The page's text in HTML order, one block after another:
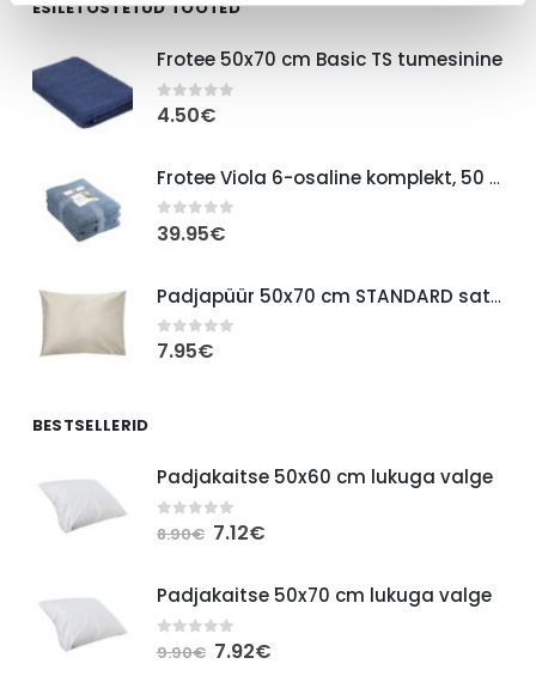
ESILETÕSTETUD TOOTED
Frotee 50x70 cm Basic TS tumesinine
0out of 5
4.50€
Frotee Viola 6-osaline komplekt, 50 denim sinine kalasaba
0out of 5
39.95€
Padjapüür 50x70 cm STANDARD satään taupe beež
0out of 5
7.95€
BESTSELLERID
Padjakaitse 50x60 cm lukuga valge
0 out of 5
8.90€ Algne
8.90€.
7.12€Current
7.12€.
Padjakaitse 50x70 cm lukuga valge
out of 5
9.90€ Algne
7.92€Current